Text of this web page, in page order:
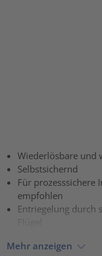
Wiederlösbare und
Selbstsichernd
Für prozesssichere
empfohlen
Entriegelung durch
Mehr anzeigen